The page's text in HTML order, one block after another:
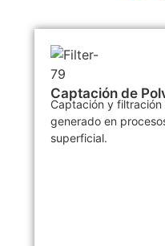
Captación de
Captación y
generado en
superficial.